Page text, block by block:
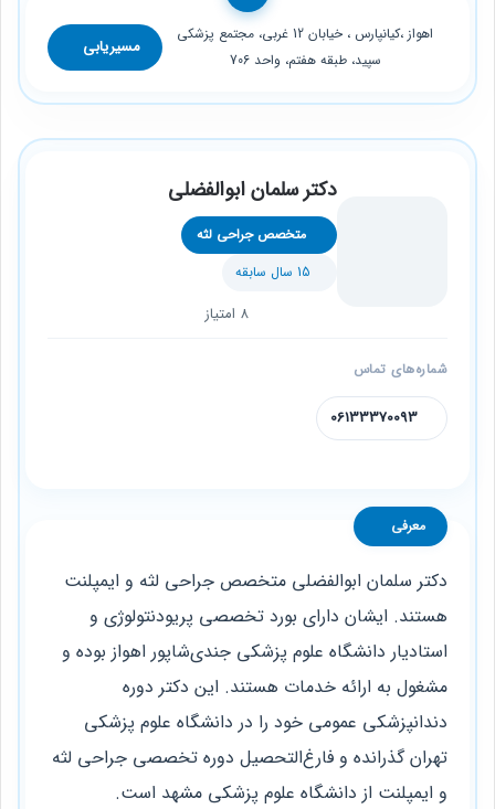
اهواز ،کیانپارس ، خیابان 12 غربی، مجتمع پزشکی
سپید، طبقه هفتم، واحد 706
مسیریابی
دکتر سلمان ابوالفضلی
متخصص جراحی لثه
15 سال سابقه
8 امتیاز
شماره‌های تماس
06133370093
معرفی
دکتر سلمان ابوالفضلی متخصص جراحی لثه و ایمپلنت
هستند. ایشان دارای بورد تخصصی پریودنتولوژی و
استادیار دانشگاه علوم پزشکی جندی‌شاپور اهواز بوده و
مشغول به ارائه خدمات هستند. این دکتر دوره
دندانپزشکی عمومی خود را در دانشگاه علوم پزشکی
تهران گذرانده و فارغ‌التحصیل دوره تخصصی جراحی لثه
و ایمپلنت از دانشگاه علوم پزشکی مشهد است.